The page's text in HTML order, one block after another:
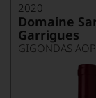
2020
Domaine
Garrigues
GIGONDAS AOP